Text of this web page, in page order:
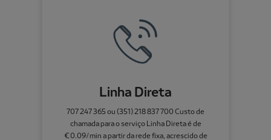
Linha Direta
707 247 365 ou (351) 218 837 700 Custo de
chamada para o serviço Linha Direta é de
€0.09/min a partir da rede fixa, acrescido de